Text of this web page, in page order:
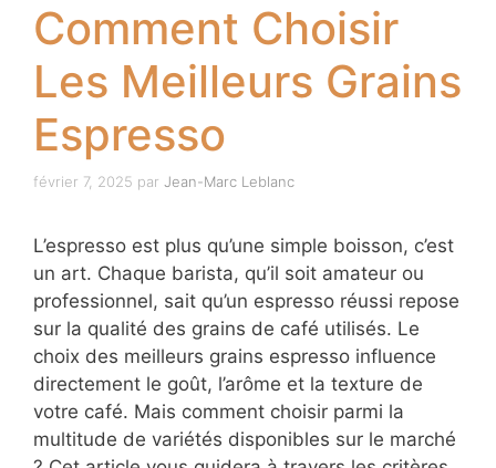
Comment Choisir
Les Meilleurs Grains
Espresso
février 7, 2025 par Jean-Marc Leblanc
L’espresso est plus qu’une simple boisson, c’est
un art. Chaque barista, qu’il soit amateur ou
professionnel, sait qu’un espresso réussi repose
sur la qualité des grains de café utilisés. Le
choix des meilleurs grains espresso influence
directement le goût, l’arôme et la texture de
votre café. Mais comment choisir parmi la
multitude de variétés disponibles sur le marché